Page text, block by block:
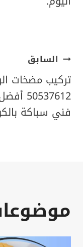
تصفّح
المقالات
السابق
تركيب مضخات
50537612
فني سباكة